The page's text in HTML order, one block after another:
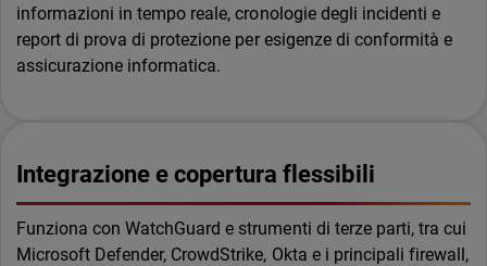
informazioni in tempo reale, cronologie degli incidenti e
report di prova di protezione per esigenze di conformità e
assicurazione informatica.
Integrazione e copertura flessibili
Funziona con WatchGuard e strumenti di terze parti, tra cui
Microsoft Defender, CrowdStrike, Okta e i principali firewall,